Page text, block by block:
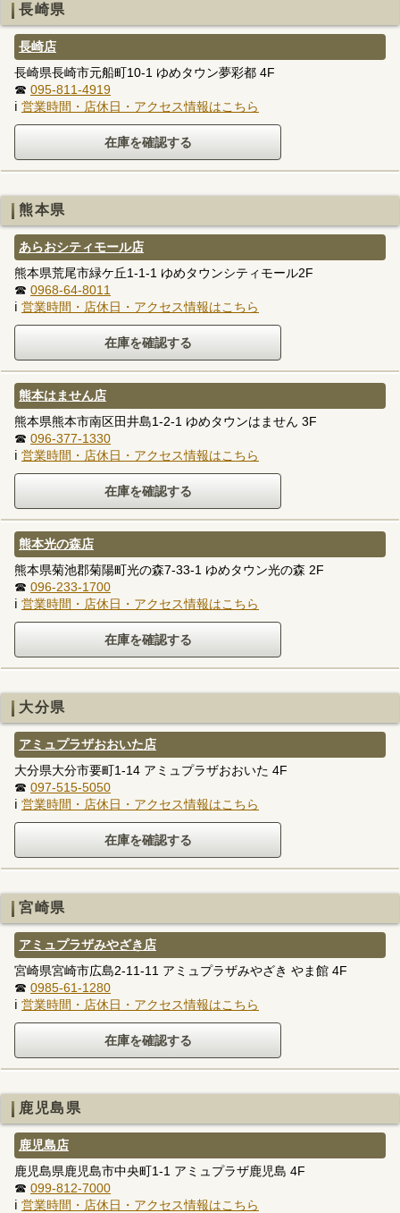
長崎県
長崎店
長崎県長崎市元船町10-1 ゆめタウン夢彩都 4F
☎ 095-811-4919
ℹ 営業時間・店休日・アクセス情報はこちら
熊本県
あらおシティモール店
熊本県荒尾市緑ケ丘1-1-1 ゆめタウンシティモール2F
☎ 0968-64-8011
ℹ 営業時間・店休日・アクセス情報はこちら
熊本はません店
熊本県熊本市南区田井島1-2-1 ゆめタウンはません 3F
☎ 096-377-1330
ℹ 営業時間・店休日・アクセス情報はこちら
熊本光の森店
熊本県菊池郡菊陽町光の森7-33-1 ゆめタウン光の森 2F
☎ 096-233-1700
ℹ 営業時間・店休日・アクセス情報はこちら
大分県
アミュプラザおおいた店
大分県大分市要町1-14 アミュプラザおおいた 4F
☎ 097-515-5050
ℹ 営業時間・店休日・アクセス情報はこちら
宮崎県
アミュプラザみやざき店
宮崎県宮崎市広島2-11-11 アミュプラザみやざき やま館 4F
☎ 0985-61-1280
ℹ 営業時間・店休日・アクセス情報はこちら
鹿児島県
鹿児島店
鹿児島県鹿児島市中央町1-1 アミュプラザ鹿児島 4F
☎ 099-812-7000
ℹ 営業時間・店休日・アクセス情報はこちら